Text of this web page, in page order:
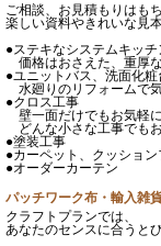
ご相談、お見積もりはも
楽しい資料やきれいな見
●ステキなシステムキッチ
価格はおさえた、重厚
●ユニットバス、洗面化粧
水廻りのリフォームで
●クロス工事
壁一面だけでもお気軽
どんな小さな工事でも
●塗装工事
●カーペット、クッション
●オーダーカーテン
パッチワーク布・輸入
クラフトプランでは、
あなたのセンスに合うと